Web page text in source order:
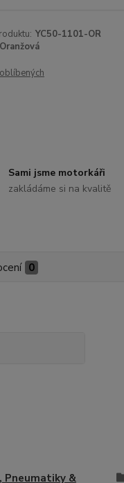
YC50-1101-OR
Oranžová
Sami jsme motorkáři
zakládáme si na kvalitě
0
Pneumatiky &